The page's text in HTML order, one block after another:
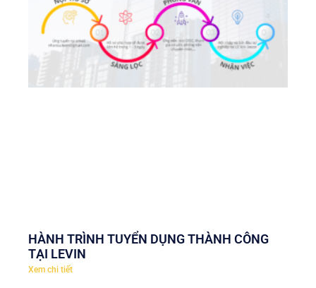
HÀNH TRÌNH TUYỂN DỤNG THÀNH CÔNG
TẠI LEVIN
Xem chi tiết